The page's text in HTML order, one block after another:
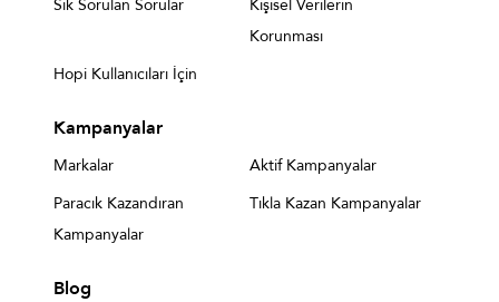
Sık Sorulan Sorular
Kişisel Verilerin
Korunması
Hopi Kullanıcıları İçin
Kampanyalar
Markalar
Aktif Kampanyalar
Paracık Kazandıran
Kampanyalar
Tıkla Kazan Kampanyalar
Blog